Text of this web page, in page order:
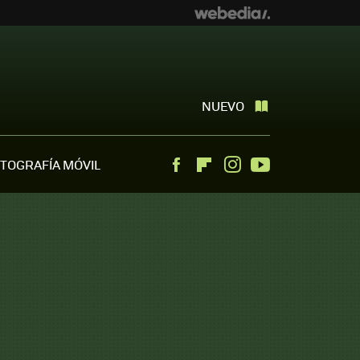
NUEVO
MÓVIL FacebookFlipboardInstagram